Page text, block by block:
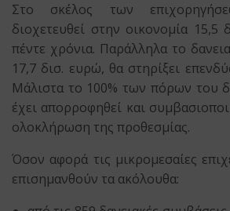
Στο σκέλος των
διοχετευθεί στην οικονομία
πέντε χρόνια. Παράλληλα το
17,7 δισ. ευρώ, θα στηρίξει
Μάλιστα το 100% των πόρων του
έχει απορροφηθεί και
ολοκλήρωση της προθεσμίας.
Όσον αφορά τις μικρομεσαίες
επισημανθούν τα ακόλουθα: